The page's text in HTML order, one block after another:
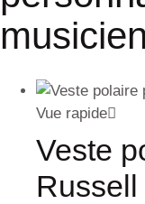
Vue rapide
Veste
Russell